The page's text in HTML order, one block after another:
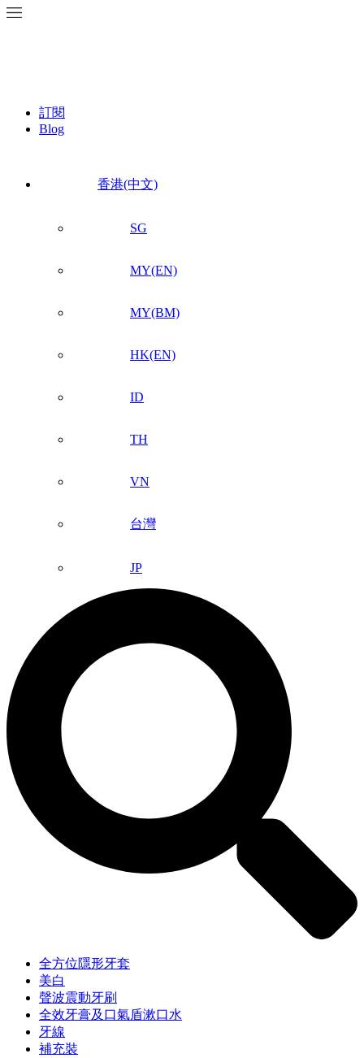
訂閱
Blog
香港(中文)
SG
MY(EN)
MY(BM)
HK(EN)
ID
TH
VN
台灣
JP
全方位隱形牙套
美白
聲波震動牙刷
全效牙膏及口氣盾漱口水
牙線
補充裝